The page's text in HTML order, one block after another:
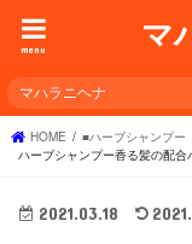
マ
menu
マハラニヘナ
HOME
■ハーブシャンプー
ハーブシャンプー香る髪の配
2021.03.18